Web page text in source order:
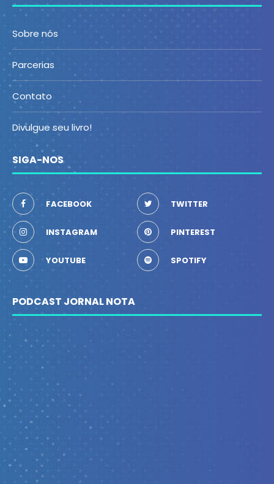
Sobre nós
Parcerias
Contato
Divulgue seu livro!
SIGA-NOS
FACEBOOK TWITTER
INSTAGRAM PINTEREST
YOUTUBE SPOTIFY
PODCAST JORNAL NOTA